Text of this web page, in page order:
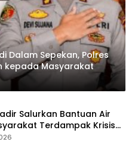
Dalam Sepekan, Polres
kepada Masyarakat
Salurkan Bantuan Air
Terdampak Krisis